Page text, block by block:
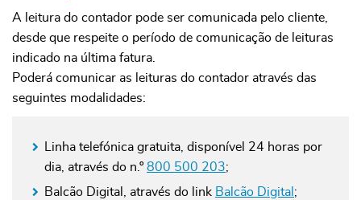
A leitura do contador pode ser comunicada pelo cliente,
desde que respeite o período de comunicação de leituras
indicado na última fatura.
Poderá comunicar as leituras do contador através das
seguintes modalidades:
Linha telefónica gratuita, disponível 24 horas por
dia, através do n.º 800 500 203;
Balcão Digital, através do link Balcão Digital ;